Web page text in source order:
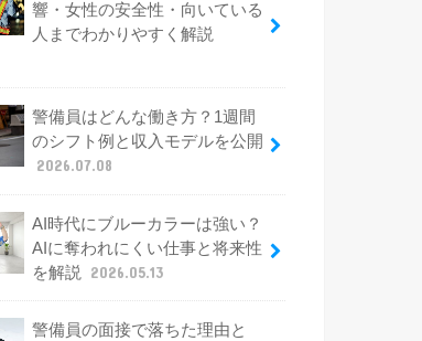
響・女性の安全性・向いている
人までわかりやすく解説
警備員はどんな働き方？1週間
のシフト例と収入モデルを公開
2026.07.08
AI時代にブルーカラーは強い？
AIに奪われにくい仕事と将来性
を解説
2026.05.13
警備員の面接で落ちた理由と